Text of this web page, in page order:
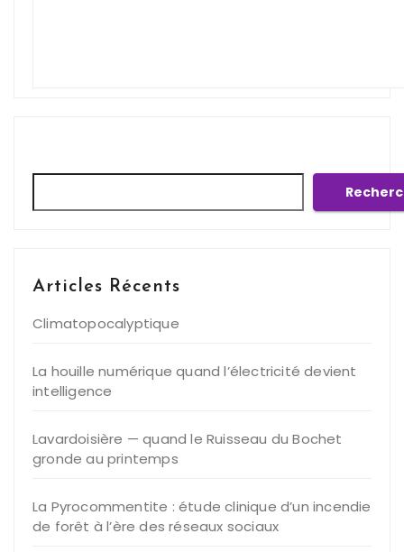
Articles Récents
Climatopocalyptique
La houille numérique quand l’électricité devient
intelligence
Lavardoisière — quand le Ruisseau du Bochet
gronde au printemps
La Pyrocommentite : étude clinique d’un incendie
de forêt à l’ère des réseaux sociaux